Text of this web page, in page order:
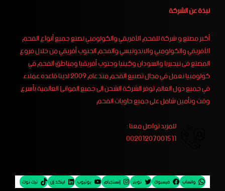
نبذة عن الشركة
أكبر مصنع و شركة للفحم الأفريقي والكولومبي نصنع جميع أنواع الفحم
الأفريقي والكولومبي والاندونيسي والفحم الجنوب أفريقي من خلال فروع
المصنع فى نيجيريا والسودان وكينيا وجنوب أفريقيا ومناطق الفحم في
كولومبيا نعمل في مجال تصنيع الفحم منذ عام 2009 لدينا قاعده عملاء
في جميع دول العالم توفر الشركة الشحن الى جميع الموانئ العالمية بأسرع
وقت وتأمين شامل على جميع حاويات الفحم
للمزيد تواصل معنا :
00201207001511
واتساب فيسبوك تويتر إنستجرام يوتيوب لينكد إن تيك توك